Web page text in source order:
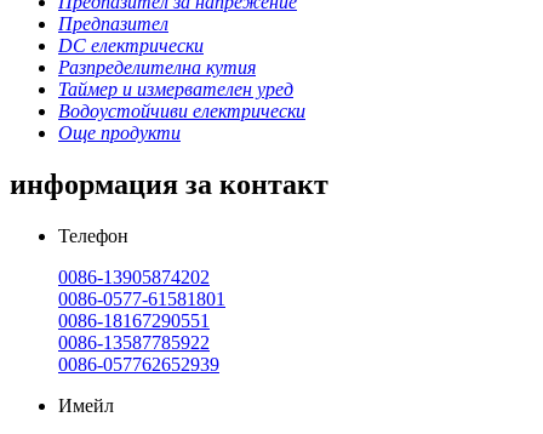
Предпазител
DC електрически
Разпределителна кутия
Таймер и измервателен уред
Водоустойчиви електрически
Още продукти
информация за контакт
Телефон
0086-13905874202
0086-0577-61581801
0086-18167290551
0086-13587785922
0086-057762652939
Имейл